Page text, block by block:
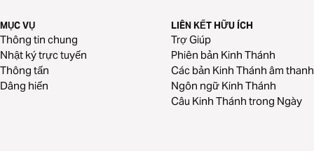
MỤC VỤ
Thông tin chung
Nhật ký trực tuyến
Thông tấn
Dâng hiến
LIÊN KẾT HỮU ÍCH
Trợ Giúp
Phiên bản Kinh Thánh
Các bản Kinh Thánh âm thanh
Ngôn ngữ Kinh Thánh
Câu Kinh Thánh trong Ngày